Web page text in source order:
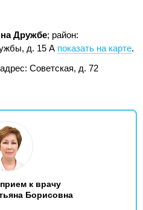
Дружбе; район:
д. 15 А показать на карте.
адрес: Советская, д. 72
к врачу
Борисовна